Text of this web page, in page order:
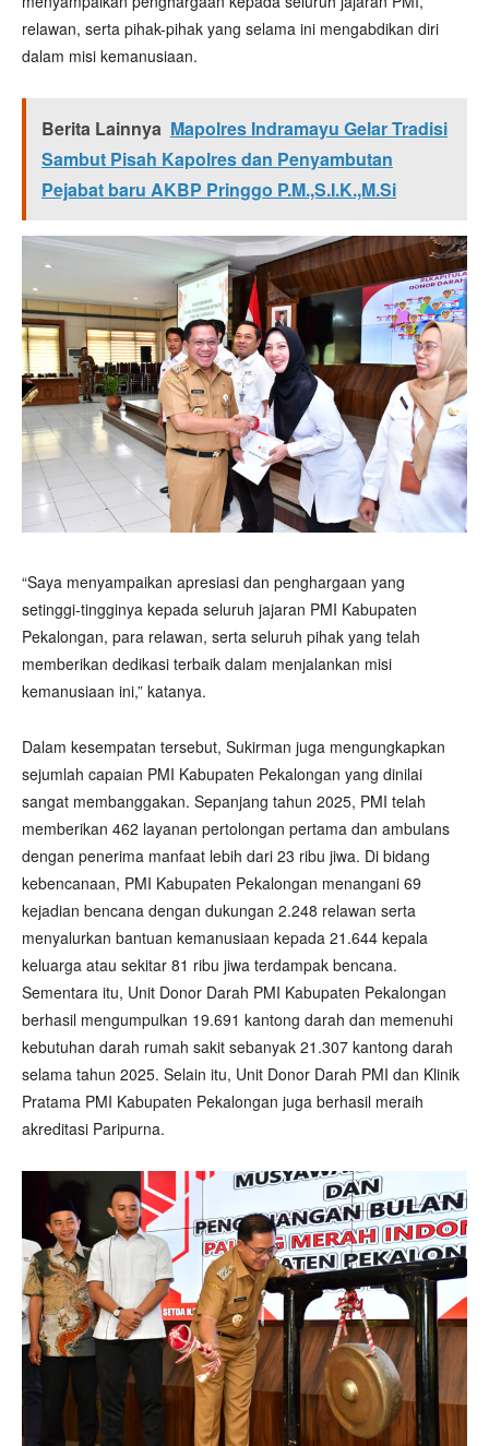
relawan, serta pihak-pihak yang selama ini mengabdikan diri
dalam misi kemanusiaan.
Berita Lainnya Mapolres Indramayu Gelar Tradisi
Sambut Pisah Kapolres dan Penyambutan
Pejabat baru AKBP Pringgo P.M.,S.I.K.,M.Si
“Saya menyampaikan apresiasi dan penghargaan yang
setinggi-tingginya kepada seluruh jajaran PMI Kabupaten
Pekalongan, para relawan, serta seluruh pihak yang telah
memberikan dedikasi terbaik dalam menjalankan misi
kemanusiaan ini,” katanya.
Dalam kesempatan tersebut, Sukirman juga mengungkapkan
sejumlah capaian PMI Kabupaten Pekalongan yang dinilai
sangat membanggakan. Sepanjang tahun 2025, PMI telah
memberikan 462 layanan pertolongan pertama dan ambulans
dengan penerima manfaat lebih dari 23 ribu jiwa. Di bidang
kebencanaan, PMI Kabupaten Pekalongan menangani 69
kejadian bencana dengan dukungan 2.248 relawan serta
menyalurkan bantuan kemanusiaan kepada 21.644 kepala
keluarga atau sekitar 81 ribu jiwa terdampak bencana.
Sementara itu, Unit Donor Darah PMI Kabupaten Pekalongan
berhasil mengumpulkan 19.691 kantong darah dan memenuhi
kebutuhan darah rumah sakit sebanyak 21.307 kantong darah
selama tahun 2025. Selain itu, Unit Donor Darah PMI dan Klinik
Pratama PMI Kabupaten Pekalongan juga berhasil meraih
akreditasi Paripurna.